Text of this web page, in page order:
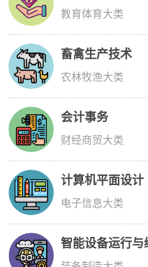
教育体育大类
畜禽生产技术
农林牧渔大类
会计事务
财经商贸大类
计算机平面设计
电子信息大类
智能设备运行与